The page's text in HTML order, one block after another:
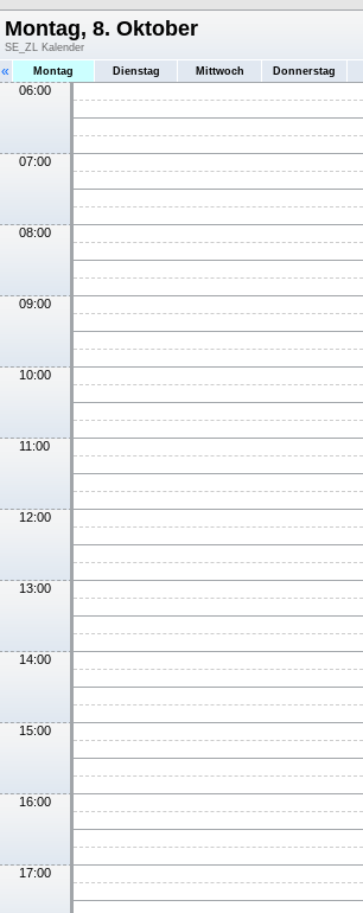
Montag, 8. Oktober
SE_ZL Kalender
« Montag Dienstag Mittwoch Donnerstag
06:00
07:00
08:00
09:00
10:00
11:00
12:00
13:00
14:00
15:00
16:00
17:00